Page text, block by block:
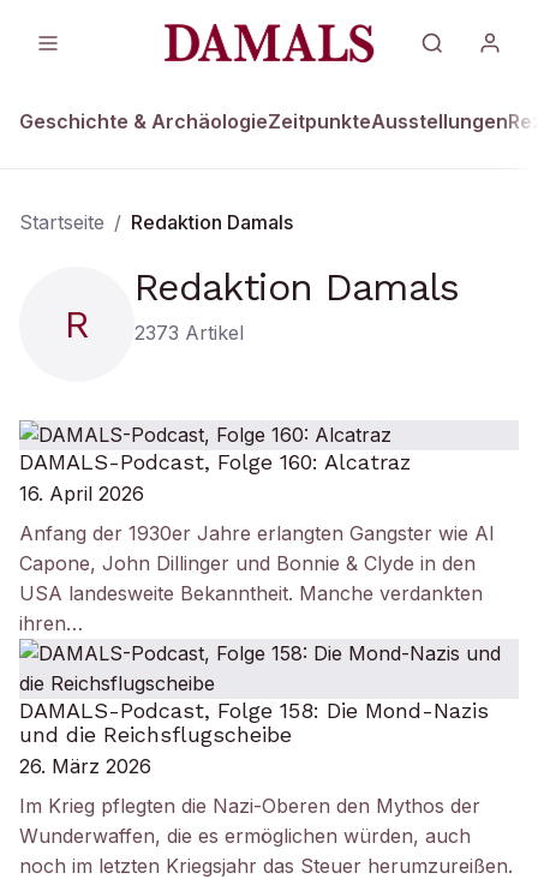
Geschichte & ArchäologieZeitpunkteAusstellungen
Startseite / Redaktion Damals
R
Redaktion Damals
2373 Artikel
DAMALS-Podcast, Folge 160: Alcatraz
16. April 2026
Anfang der 1930er Jahre erlangten Gangster wie Al
Capone, John Dillinger und Bonnie & Clyde in den
USA landesweite Bekanntheit. Manche verdankten
ihren…
DAMALS-Podcast, Folge 158: Die Mond-Nazis
und die Reichsflugscheibe
26. März 2026
Im Krieg pflegten die Nazi-Oberen den Mythos der
Wunderwaffen, die es ermöglichen würden, auch
noch im letzten Kriegsjahr das Steuer herumzureißen.